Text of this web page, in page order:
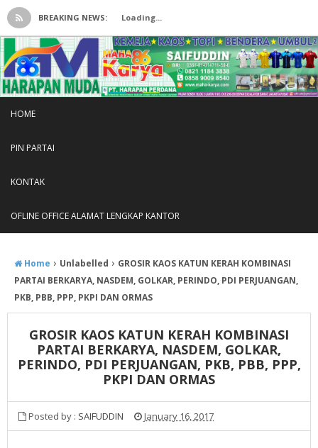
BREAKING NEWS: Loading...
HOME
PIN PARTAI
KONTAK
OFLINE OFFICE ALAMAT LENGKAP KANTOR
Home › Unlabelled › GROSIR KAOS KATUN KERAH KOMBINASI
PARTAI BERKARYA, NASDEM, GOLKAR, PERINDO, PDI PERJUANGAN,
PKB, PBB, PPP, PKPI DAN ORMAS
GROSIR KAOS KATUN KERAH KOMBINASI
PARTAI BERKARYA, NASDEM, GOLKAR,
PERINDO, PDI PERJUANGAN, PKB, PBB, PPP,
PKPI DAN ORMAS
Posted by : SAIFUDDIN January 16, 2017